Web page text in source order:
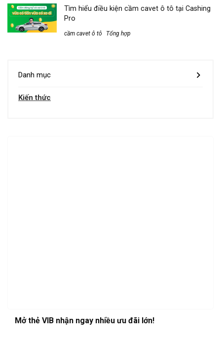
Tìm hiểu điều kiện cầm cavet ô tô tại Cashing
Pro
cầm cavet ô tô Tổng hợp
Danh mục
Kiến thức
Mở thẻ VIB nhận ngay nhiều ưu đãi lớn!